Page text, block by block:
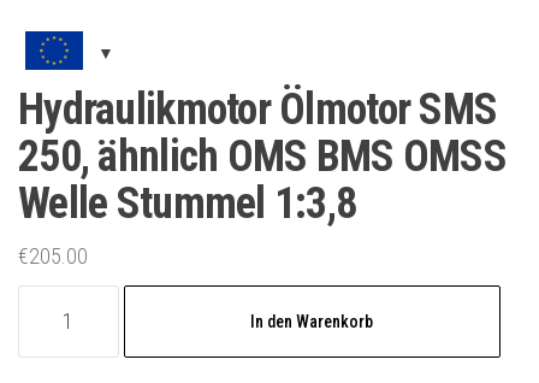
Hydraulikmotor Ölmotor SMS
250, ähnlich OMS BMS OMSS
Welle Stummel 1:3,8
€205.00
Ölmotor
In den Warenkorb